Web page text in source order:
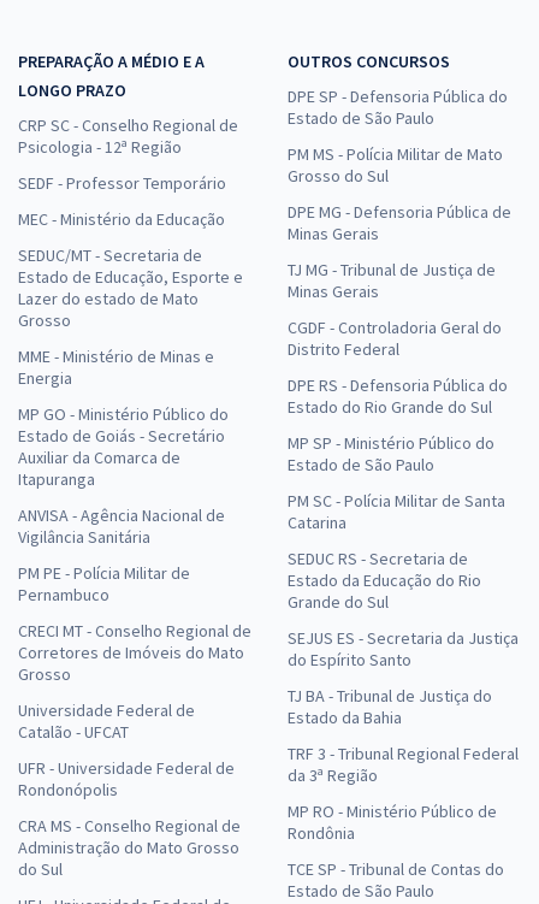
PREPARAÇÃO A MÉDIO E A
LONGO PRAZO
CRP SC - Conselho Regional de
Psicologia - 12ª Região
SEDF - Professor Temporário
MEC - Ministério da Educação
SEDUC/MT - Secretaria de
Estado de Educação, Esporte e
Lazer do estado de Mato
Grosso
MME - Ministério de Minas e
Energia
MP GO - Ministério Público do
Estado de Goiás - Secretário
Auxiliar da Comarca de
Itapuranga
ANVISA - Agência Nacional de
Vigilância Sanitária
PM PE - Polícia Militar de
Pernambuco
CRECI MT - Conselho Regional de
Corretores de Imóveis do Mato
Grosso
Universidade Federal de
Catalão - UFCAT
UFR - Universidade Federal de
Rondonópolis
CRA MS - Conselho Regional de
Administração do Mato Grosso
do Sul
OUTROS CONCURSOS
DPE SP - Defensoria Pública do
Estado de São Paulo
PM MS - Polícia Militar de Mato
Grosso do Sul
DPE MG - Defensoria Pública de
Minas Gerais
TJ MG - Tribunal de Justiça de
Minas Gerais
CGDF - Controladoria Geral do
Distrito Federal
DPE RS - Defensoria Pública do
Estado do Rio Grande do Sul
MP SP - Ministério Público do
Estado de São Paulo
PM SC - Polícia Militar de Santa
Catarina
SEDUC RS - Secretaria de
Estado da Educação do Rio
Grande do Sul
SEJUS ES - Secretaria da Justiça
do Espírito Santo
TJ BA - Tribunal de Justiça do
Estado da Bahia
TRF 3 - Tribunal Regional Federal
da 3ª Região
MP RO - Ministério Público de
Rondônia
TCE SP - Tribunal de Contas do
Estado de São Paulo